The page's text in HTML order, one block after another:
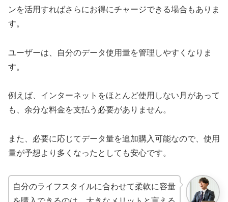
ンを活用すればさらにお得にチャージできる場合もありま
す。
ユーザーは、自分のデータ使用量を管理しやすくなりま
す。
例えば、インターネットをほとんど使用しない月があって
も、余分な料金を支払う必要がありません。
また、必要に応じてデータ量を追加購入可能なので、使用
量が予想より多くなったとしても安心です。
自分のライフスタイルに合わせて柔軟に容量